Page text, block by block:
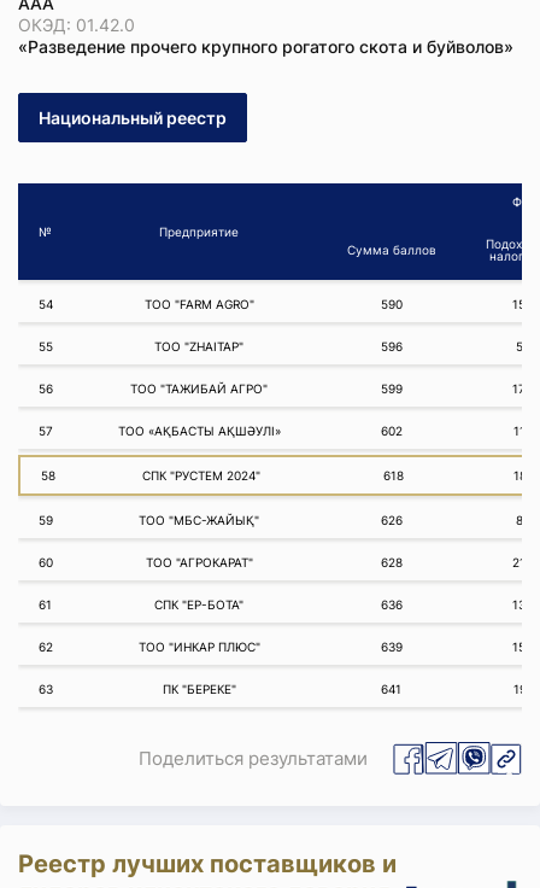
ОКЭД: 01.42.0
«Разведение прочего крупного рогатого скота и буйволов»
Национальный реестр
№ Предприятие
Сумма баллов
налог
54 ТОО "FARM AGRO" 590 150
55 ТОО "ZHAITAP" 596 59
56 ТОО "ТАЖИБАЙ АГРО" 599 177
57 ТОО «АҚБАСТЫ АҚШӘУЛІ» 602 112
58 СПК "РУСТЕМ 2024" 618 189
59 ТОО "МБС-ЖАЙЫҚ" 626 81
60 ТОО "АГРОКАРАТ" 628 214
61 СПК "ЕР-БОТА" 636 130
62 ТОО "ИНКАР ПЛЮС" 639 153
63 ПК "БЕРЕКЕ" 641 191
Поделиться результатами
Реестр лучших поставщиков и